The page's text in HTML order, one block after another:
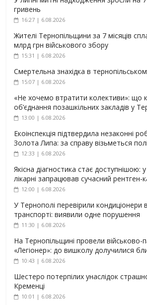
гривень
16:27 | 6.08.2026
Жителі Тернопільщини за 7 місяців
млрд грн військового збору
15:31 | 6.08.2026
Смертельна знахідка в
15:07 | 6.08.2026
«Не хочемо втратити колективи»: що
об’єднання позашкільних закладів у
13:00 | 6.08.2026
Екоінспекція підтвердила незаконні
Золота Липа: за справу візьметься
12:33 | 6.08.2026
Якісна діагностика стає доступнішою:
лікарні запрацював сучасний рентген-
12:00 | 6.08.2026
У Тернополі перевірили кондиціонери
транспорті: виявили одне порушення
11:30 | 6.08.2026
На Тернопільщині провели військово-
«Легіонер»: до вишколу долучилися
10:43 | 6.08.2026
Шестеро потерпілих унаслідок
Кременці
10:01 | 6.08.2026